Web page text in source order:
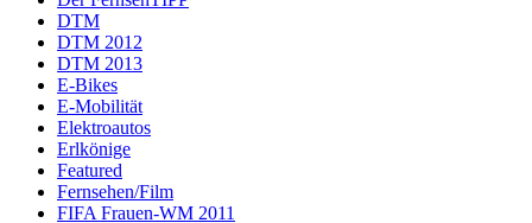
DTM
DTM 2012
DTM 2013
E-Bikes
E-Mobilität
Elektroautos
Erlkönige
Featured
Fernsehen/Film
FIFA Frauen-WM 2011